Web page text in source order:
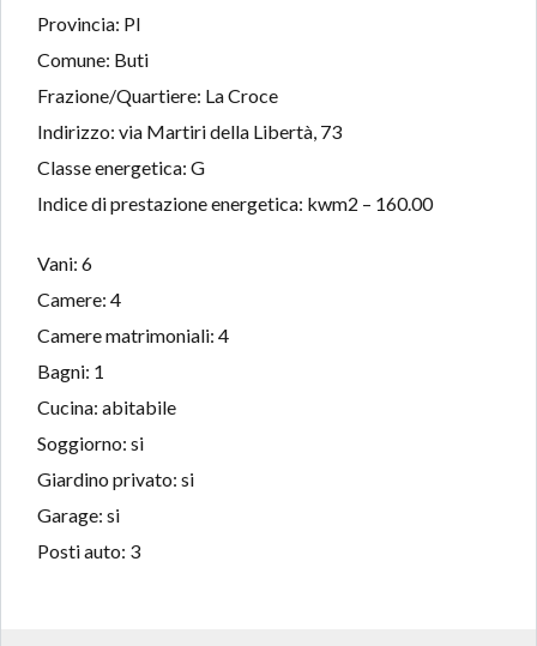
Provincia: PI
Comune: Buti
Frazione/Quartiere: La Croce
Indirizzo: via Martiri della Libertà, 73
Classe energetica: G
Indice di prestazione energetica: kwm2 – 160.00
Vani: 6
Camere: 4
Camere matrimoniali: 4
Bagni: 1
Cucina: abitabile
Soggiorno: si
Giardino privato: si
Garage: si
Posti auto: 3